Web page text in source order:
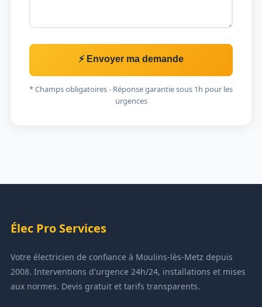
⚡ Envoyer ma demande
* Champs obligatoires - Réponse garantie sous 1h pour les
urgences
Élec Pro Services
Votre électricien de confiance à Moulins-lès-Metz depuis
2008. Interventions d'urgence 24h/24, installations et mises
aux normes. Devis gratuit et tarifs transparents.